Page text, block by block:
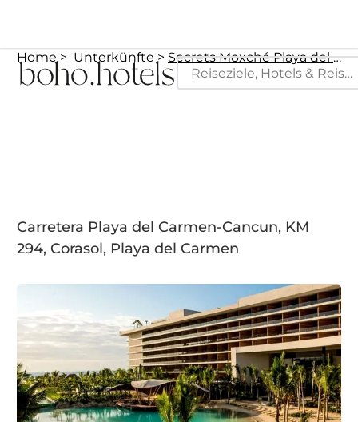
Home Unterkünfte Secrets Moxché Playa del Carmen - Adults Only - All Inclusive
Carretera Playa del Carmen-Cancun, KM
294, Corasol, Playa del Carmen